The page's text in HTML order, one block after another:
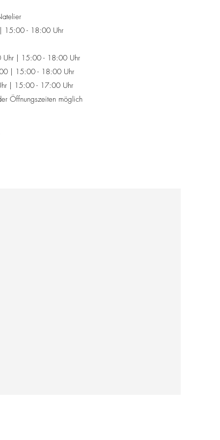
15:00 - 18:00 Uhr
| 15:00 - 18:00 Uhr
| 15:00 - 18:00 Uhr
| 15:00 - 17:00 Uhr
Öffnungszeiten möglich